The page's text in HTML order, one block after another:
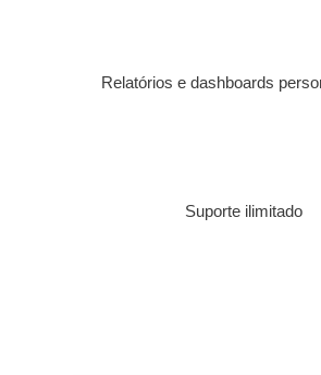
Relatórios e dashboards
Suporte ilimitado